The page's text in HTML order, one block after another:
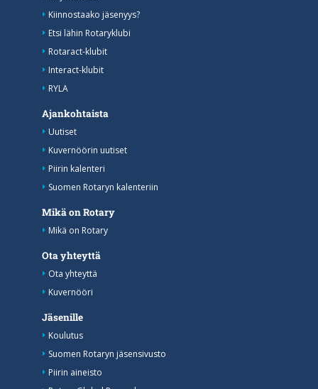
Kiinnostaako jäsenyys?
Etsi lähin Rotaryklubi
Rotaract-klubit
Interact-klubit
RYLA
Ajankohtaista
Uutiset
Kuvernöörin uutiset
Piirin kalenteri
Suomen Rotaryn kalenteriin
Mikä on Rotary
Mikä on Rotary
Ota yhteyttä
Ota yhteyttä
Kuvernööri
Jäsenille
Koulutus
Suomen Rotaryn jäsensivusto
Piirin aineisto